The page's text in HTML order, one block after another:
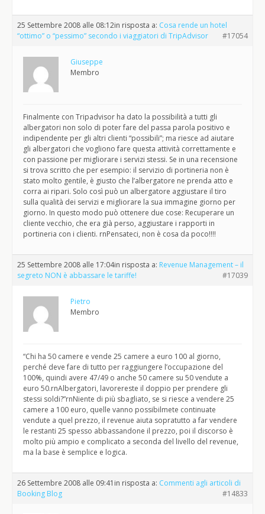
25 Settembre 2008 alle 08:12in risposta a: Cosa rende un hotel
“ottimo” o “pessimo” secondo i viaggiatori di TripAdvisor
#17054
Giuseppe
Membro
Finalmente con Tripadvisor ha dato la possibilità a tutti gli
albergatori non solo di poter fare del passa parola positivo e
indipendente per gli altri clienti “possibili”; ma riesce ad aiutare
gli albergatori che vogliono fare questa attività correttamente e
con passione per migliorare i servizi stessi. Se in una recensione
si trova scritto che per esempio: il servizio di portineria non è
stato molto gentile, è giusto che l’albergatore ne prenda atto e
corra ai ripari. Solo così può un albergatore aggiustare il tiro
sulla qualità dei servizi e migliorare la sua immagine giorno per
giorno. In questo modo può ottenere due cose: Recuperare un
cliente vecchio, che era già perso, aggiustare i rapporti in
portineria con i clienti. rnPensateci, non è cosa da poco!!!!
25 Settembre 2008 alle 17:04in risposta a: Revenue Management – il
segreto NON è abbassare le tariffe!
#17039
Pietro
Membro
“Chi ha 50 camere e vende 25 camere a euro 100 al giorno,
perché deve fare di tutto per raggiungere l’occupazione del
100%, quindi avere 47/49 o anche 50 camere su 50 vendute a
euro 50.rnAlbergatori, lavorereste il doppio per prendere gli
stessi soldi?”rnNiente di più sbagliato, se si riesce a vendere 25
camere a 100 euro, quelle vanno possibilmete continuate
vendute a quel prezzo, il revenue aiuta sopratutto a far vendere
le restanti 25 spesso abbassandone il prezzo, poi il discorso è
molto più ampio e complicato a seconda del livello del revenue,
ma la base è semplice e logica.
26 Settembre 2008 alle 09:41 in risposta a: Commenti agli articoli di
Booking Blog
#14833